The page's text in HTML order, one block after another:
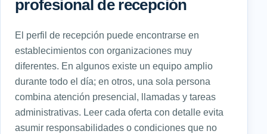
profesional de recepción
El perfil de recepción puede encontrarse en
establecimientos con organizaciones muy
diferentes. En algunos existe un equipo amplio
durante todo el día; en otros, una sola persona
combina atención presencial, llamadas y tareas
administrativas. Leer cada oferta con detalle evita
asumir responsabilidades o condiciones que no